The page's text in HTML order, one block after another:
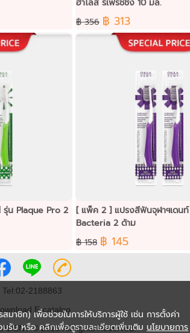
ฮาโลส รีเฟรชชิ่ง 10 มล.
฿ 356 ฿ 313
น Plaque Pro 2
[ แพ็ค 2 ] แปรงสีฟันจุฬาฯเดนท์ รุ่น Anti
Bacteria 2 ด้าม
฿ 158 ฿ 145
Tel:02-2188863
E-catalog
© 2025 All rights Reserved.
มาชิก) เพื่อช่วยในการให้บริการผู้ใช้ เช่น การตั้งค่า
รับ หรือ คลิกเพื่อดูรายละเอียดเพิ่มเติม นโยบายการ